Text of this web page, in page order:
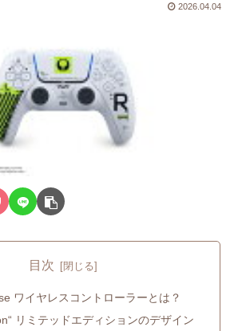
2026.04.04
目次
ワイヤレスコントローラーとは？
リミテッドエディションのデザイン